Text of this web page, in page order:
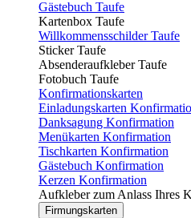
Gästebuch Taufe
Kartenbox Taufe
Willkommensschilder Taufe
Sticker Taufe
Absenderaufkleber Taufe
Fotobuch Taufe
Konfirmationskarten
Einladungskarten
Danksagung Konfirmation
Menükarten Konfirmation
Tischkarten Konfirmation
Gästebuch Konfirmation
Kerzen Konfirmation
Aufkleber zum Anlass Ihres
Firmungskarten